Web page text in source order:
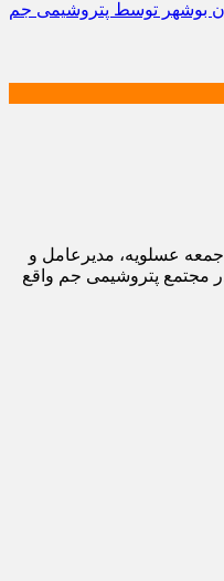
خمینی (ره) چهار شهرستان جنوبی استان بوشهر پیش از ظهر سه‌شنبه ۱۶ اسفندماه ۱۴۰۱ با حضور امام جمعه عسلویه، مدیرعامل و
مجتمع پتروشیمی جم واقع